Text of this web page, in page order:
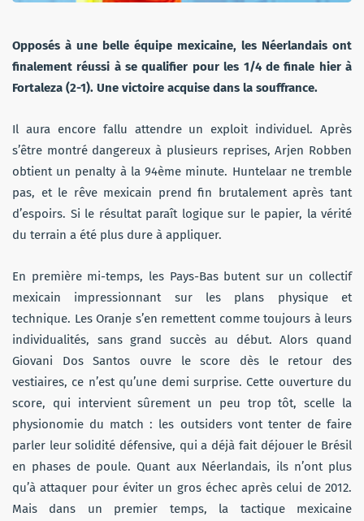
Opposés à une belle équipe mexicaine, les Néerlandais ont
finalement réussi à se qualifier pour les 1/4 de finale hier à
Fortaleza (2-1). Une victoire acquise dans la souffrance.
Il aura encore fallu attendre un exploit individuel. Après
s’être montré dangereux à plusieurs reprises, Arjen Robben
obtient un penalty à la 94ème minute. Huntelaar ne tremble
pas, et le rêve mexicain prend fin brutalement après tant
d’espoirs. Si le résultat paraît logique sur le papier, la vérité
du terrain a été plus dure à appliquer.
En première mi-temps, les Pays-Bas butent sur un collectif
mexicain impressionnant sur les plans physique et
technique. Les Oranje s’en remettent comme toujours à leurs
individualités, sans grand succès au début. Alors quand
Giovani Dos Santos ouvre le score dès le retour des
vestiaires, ce n’est qu’une demi surprise. Cette ouverture du
score, qui intervient sûrement un peu trop tôt, scelle la
physionomie du match : les outsiders vont tenter de faire
parler leur solidité défensive, qui a déjà fait déjouer le Brésil
en phases de poule. Quant aux Néerlandais, ils n’ont plus
qu’à attaquer pour éviter un gros échec après celui de 2012.
Mais dans un premier temps, la tactique mexicaine